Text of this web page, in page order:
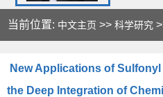
当前位置: 中文主页 >>科学研究
New Applications of
the Deep Integration of